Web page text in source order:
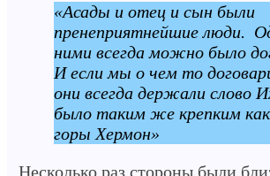
«Асады и отец и сын были
пренеприятнейшие люди.
ними всегда можно было
И если мы о чем то
они всегда держали слово
было таким же крепким
горы Хермон»
Несколько раз стороны были